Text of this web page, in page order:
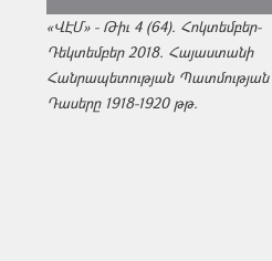
«ՎԷՄ» - Թիւ 4 (64). Հոկտեմբեր-
Դեկտեմբեր 2018. Հայաստանի
Հանրապետության Պատմության
Դասերը 1918-1920 թթ.